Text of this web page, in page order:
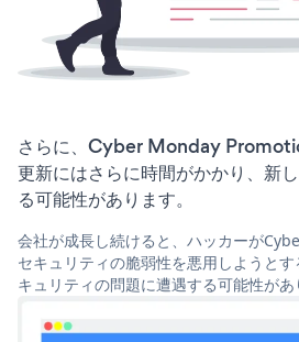
さらに、Cyber Monday
更新にはさらに時間がかかり、新
る可能性があります。
会社が成長し続けると、ハッカーが
セキュリティの脆弱性を悪用しようと
キュリティの問題に遭遇する可能性があ